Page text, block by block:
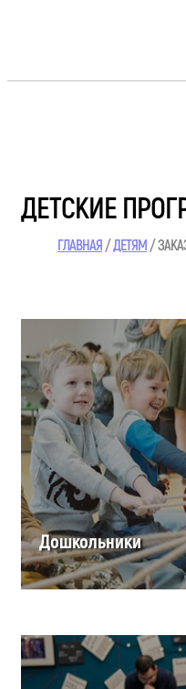
ДЕТСКИЕ
ГЛАВНАЯ ДЕТЯМ
Дошкольники